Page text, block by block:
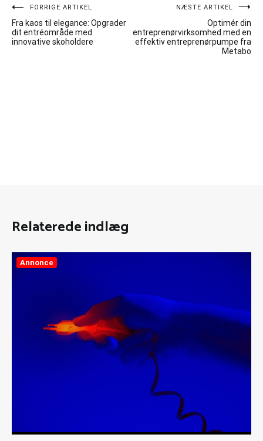
Indlægsnavigation
FORRIGE ARTIKEL
Fra kaos til elegance: Opgrader
dit entréområde med
innovative skoholdere
NÆSTE ARTIKEL
Optimér din
entreprenørvirksomhed med en
effektiv entreprenørpumpe fra
Metabo
Relaterede indlæg
Annonce